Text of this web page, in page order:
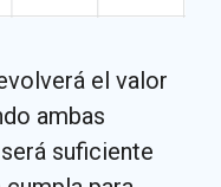
el valor
ambas
suficiente